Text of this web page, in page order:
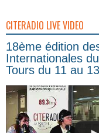
CITERADIO LIVE VIDEO
18ème édition
Internationales
Tours du 11 au